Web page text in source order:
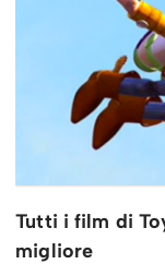
Tutti i film di
migliore